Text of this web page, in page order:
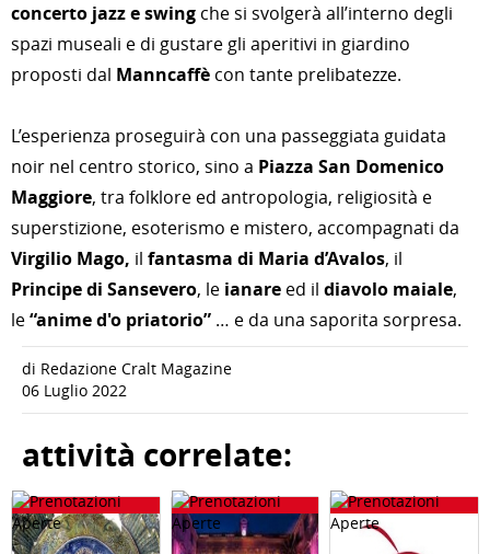
concerto jazz e swing che si svolgerà all’interno degli
spazi museali e di gustare gli aperitivi in giardino
proposti dal Manncaffè con tante prelibatezze.
L’esperienza proseguirà con una passeggiata guidata
noir nel centro storico, sino a Piazza San Domenico
Maggiore, tra folklore ed antropologia, religiosità e
superstizione, esoterismo e mistero, accompagnati da
Virgilio Mago, il fantasma di Maria d’Avalos, il
Principe di Sansevero, le ianare ed il diavolo maiale,
le“anime d'o priatorio” … e da una saporita sorpresa.
di Redazione Cralt Magazine
06 Luglio 2022
attività correlate: